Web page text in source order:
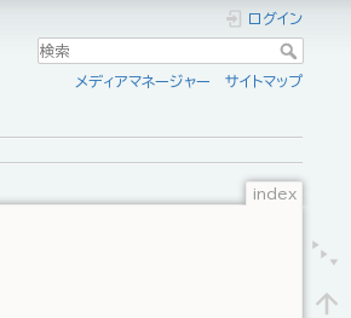
ログイン
メディアマネージャー サイトマップ
index